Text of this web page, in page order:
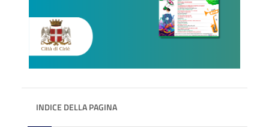
INDICE DELLA PAGINA